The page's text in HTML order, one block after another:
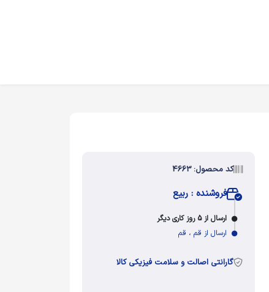
کد محصول: 4663
فروشنده : ربیع
ارسال از 5 روز کاری دیگر
ارسال از قم ، قم
گارانتی اصالت و سلامت فیزیکی کالا